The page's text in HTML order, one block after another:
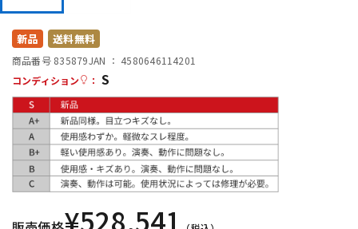
中古
新品 送料無料
商品番号 835879JAN ： 4580646114201
コンディション
： S
¥528,541